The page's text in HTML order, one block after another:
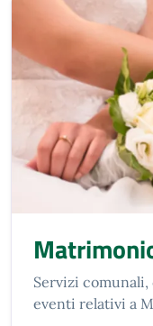
Servizi
eventi relativi a